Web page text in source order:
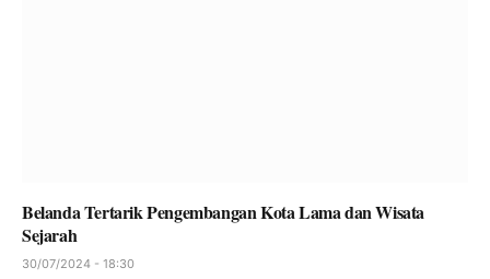
Belanda Tertarik Pengembangan Kota Lama dan Wisata
Sejarah
30/07/2024 - 18:30